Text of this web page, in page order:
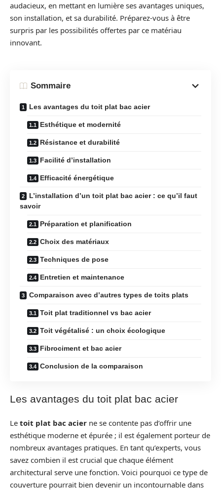
audacieux, en mettant en lumière ses avantages uniques,
son installation, et sa durabilité. Préparez-vous à être
surpris par les possibilités offertes par ce matériau
innovant.
Sommaire
Les avantages du toit plat bac acier
Esthétique et modernité
Résistance et durabilité
Facilité d’installation
Efficacité énergétique
L’installation d’un toit plat bac acier : ce qu’il faut
savoir
Préparation et planification
Choix des matériaux
Techniques de pose
Entretien et maintenance
Comparaison avec d’autres types de toits plats
Toit plat traditionnel vs bac acier
Toit végétalisé : un choix écologique
Fibrociment et bac acier
Conclusion de la comparaison
Les avantages du toit plat bac acier
Le toit plat bac acier ne se contente pas d’offrir une
esthétique moderne et épurée ; il est également porteur de
nombreux avantages pratiques. En tant qu’experts, vous
savez combien il est crucial que chaque élément
architectural serve une fonction. Voici pourquoi ce type de
couverture pourrait bien devenir un incontournable dans